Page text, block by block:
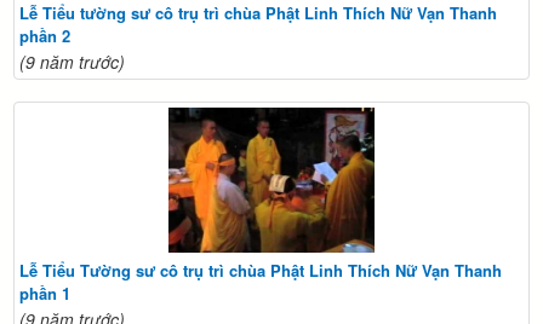
Lễ Tiểu tường sư cô trụ trì chùa Phật Linh Thích Nữ Vạn Thanh
phần 2
(9 năm trước)
Lễ Tiểu Tường sư cô trụ trì chùa Phật Linh Thích Nữ Vạn Thanh
phần 1